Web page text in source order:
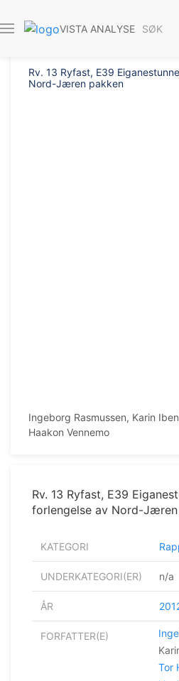
VISTA ANALYSE SØK
Rv. 13 Ryfast, E39
Nord-Jæren pakken
Ingeborg Rasmussen, Karin
Haakon Vennemo
Rv. 13 Ryfast, E39
forlengelse av Nord-
KATEGORI
UNDERKATEGORI(ER) n/a
ÅR
FORFATTER(E)
Tor